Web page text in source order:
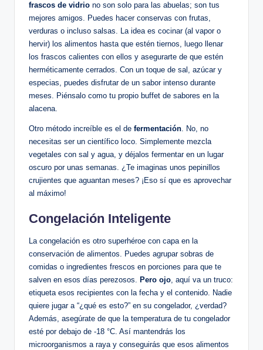
frascos de vidrio no son solo para las abuelas; son tus
mejores amigos. Puedes hacer conservas con frutas,
verduras o incluso salsas. La idea es cocinar (al vapor o
hervir) los alimentos hasta que estén tiernos, luego llenar
los frascos calientes con ellos y asegurarte de que estén
herméticamente cerrados. Con un toque de sal, azúcar y
especias, puedes disfrutar de un sabor intenso durante
meses. Piénsalo como tu propio buffet de sabores en la
alacena.
Otro método increíble es el de fermentación. No, no
necesitas ser un científico loco. Simplemente mezcla
vegetales con sal y agua, y déjalos fermentar en un lugar
oscuro por unas semanas. ¿Te imaginas unos pepinillos
crujientes que aguantan meses? ¡Eso sí que es aprovechar
al máximo!
Congelación Inteligente
La congelación es otro superhéroe con capa en la
conservación de alimentos. Puedes agrupar sobras de
comidas o ingredientes frescos en porciones para que te
salven en esos días perezosos. Pero ojo, aquí va un truco:
etiqueta esos recipientes con la fecha y el contenido. Nadie
quiere jugar a “¿qué es esto?” en su congelador, ¿verdad?
Además, asegúrate de que la temperatura de tu congelador
esté por debajo de -18 °C. Así mantendrás los
microorganismos a raya y conseguirás que esos alimentos